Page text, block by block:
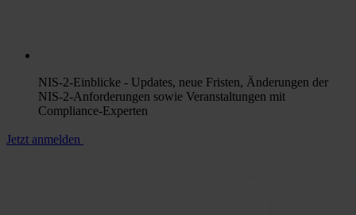
NIS-2-Einblicke - Updates, neue Fristen, Änderungen der
NIS-2-Anforderungen sowie Veranstaltungen mit
Compliance-Experten
Jetzt anmelden